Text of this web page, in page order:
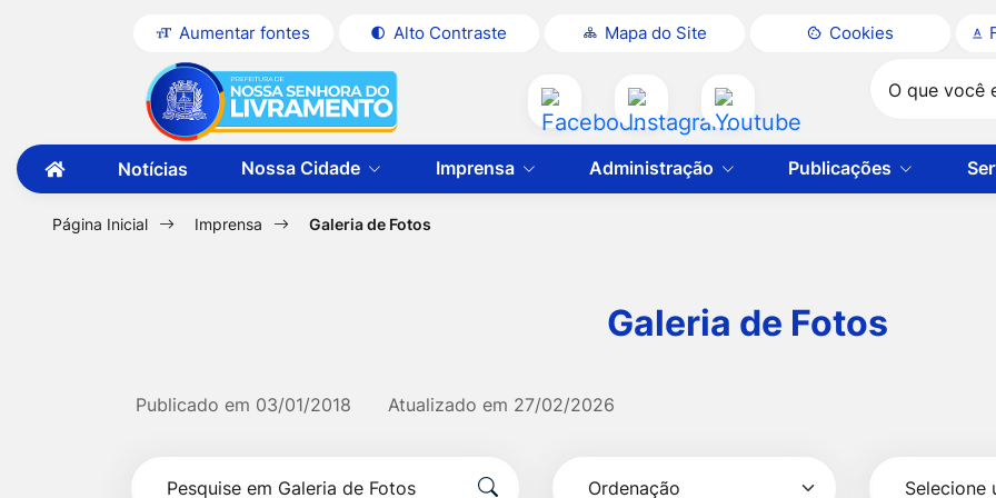
Seção
atalhos
links
de
acessibilidade
para
conteúdo
[alt+1]
Ir
para
para
[alt+3]
Aumentar fontes Alto Contraste Mapa do Site Cookies
Seção
do
menu
principal
para
a
página
do
Acessar
a
Rede
Acessar
a
Rede
Acessar
a
primeira
Notícias Nossa Cidade Imprensa Administração Publicações
Página Inicial Imprensa Galeria de Fotos
Galeria de Fotos
Publicado em 03/01/2018 Atualizado em 27/02/2026